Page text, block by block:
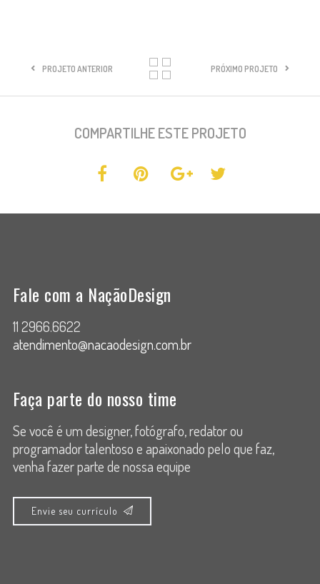
PROJETO ANTERIOR PRÓXIMO PROJETO
COMPARTILHE ESTE PROJETO
Fale com a NaçãoDesign
11 2966.6622
atendimento@nacaodesign.com.br
Faça parte do nosso time
Se você é um designer, fotógrafo, redator ou
programador talentoso e apaixonado pelo que faz,
venha fazer parte de nossa equipe
Envie seu currículo